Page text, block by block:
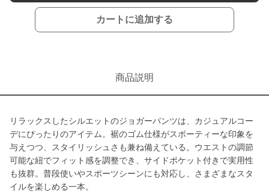
カートに追加する
商品説明
リラックスしたシルエットのジョガーパンツは、カジュアルコー
デにぴったりのアイテム。裾のゴム仕様がスポーティーな印象を
与えつつ、スタイリッシュさも兼ね備えている。ウエストの調節
可能な紐でフィット感を調整でき、サイドポケット付きで実用性
も抜群。普段使いやスポーツシーンにも対応し、さまざまなスタ
イルを楽しめる一本。